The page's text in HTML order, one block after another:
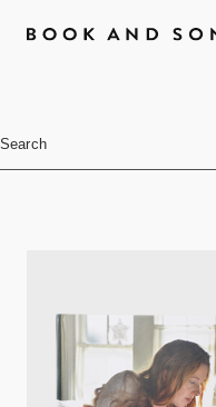
Search